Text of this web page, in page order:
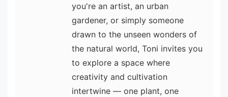
you're an artist, an urban
gardener, or simply someone
drawn to the unseen wonders of
the natural world, Toni invites you
to explore a space where
creativity and cultivation
intertwine — one plant, one